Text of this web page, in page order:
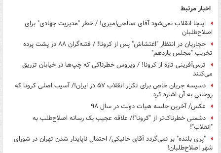
اخبار مرتبط
اینجا انقلاب نمی‌شود آقای صالحی‌امیری! / خطر "مدیریت جهادی" برای
اصلاح‌طلبان
حجاریان در انتظار "اغتشاش" پس از کرونا! / فتنه‌گران ۸۸ در پشت پرده
تخریب "مجلس یازدهم"
ترس‌آفرینی تازه از کرونا! / ویروس خطرناکی که چپ‌ها در خیابان تزریق
می‌کنند
دسیسه جریان خاص برای تکرار انقلاب ۵۷ در ایران!/ آسیب اصلی کرونا که
روحانی به آن اشاره کرد
عکس/ آخرین جلسه هیات دولت در سال ۹۸
دشمنی خطرناک‌تر از "کرونا"!/ علاقه عجیب یک رسانه اصلاح‌طلب به
"انقلاب"!
"پری بلنده" بر نمی‌گردد آقای خانیکی/ احتمال ناپایدار شدن تهران در شورای
شهر اصلاح‌طلبان!